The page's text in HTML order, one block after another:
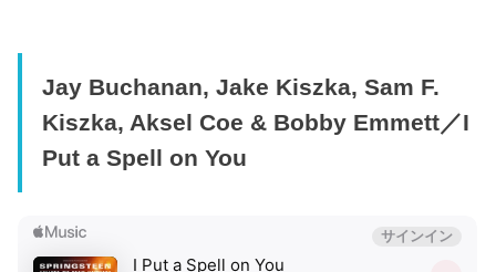
Jay Buchanan, Jake Kiszka, Sam F.
Kiszka, Aksel Coe & Bobby Emmett／I
Put a Spell on You